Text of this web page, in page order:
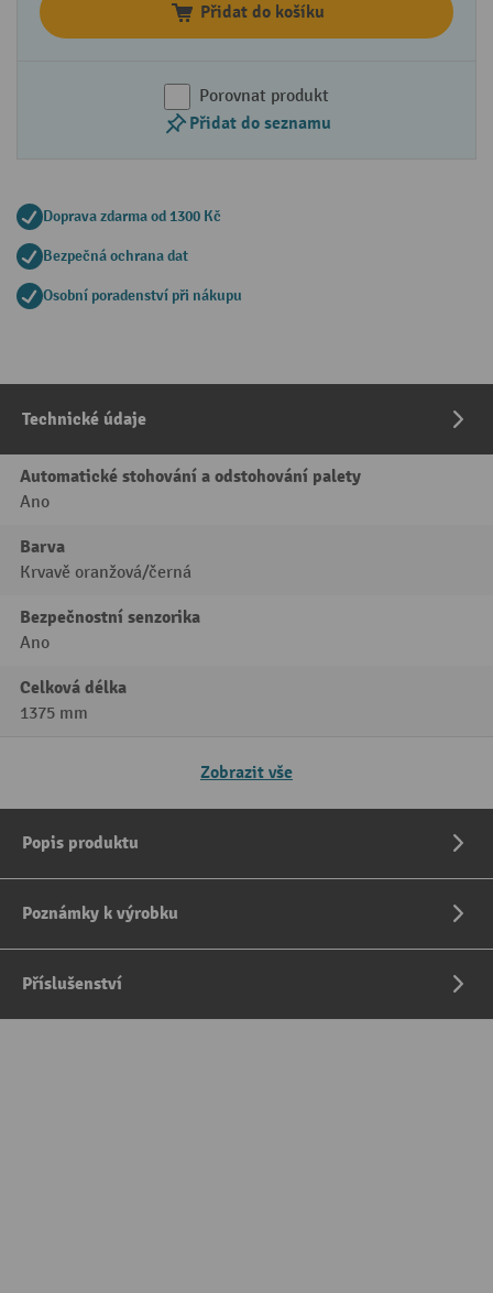
Přidat do košíku
Porovnat produkt
Přidat do seznamu
Doprava zdarma od 1300 Kč
Bezpečná ochrana dat
Osobní poradenství při nákupu
Technické údaje
Automatické stohování a odstohování palety
Ano
Barva
Krvavě oranžová/černá
Bezpečnostní senzorika
Ano
Celková délka
1375 mm
Zobrazit vše
Popis produktu
Poznámky k výrobku
Příslušenství